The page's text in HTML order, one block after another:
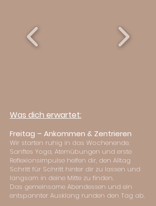
Was dich erwartet:
Freitag – Ankommen & Zentrieren
Wir starten ruhig in das Wochenende.
Sanftes Yoga, Atemübungen und erste
Reflexionsimpulse helfen dir, den Alltag
Schritt für Schritt hinter dir zu lassen und
langsam in deine Mitte zu finden.
Das gemeinsame Abendessen und ein
entspannter Ausklang runden den Tag ab.